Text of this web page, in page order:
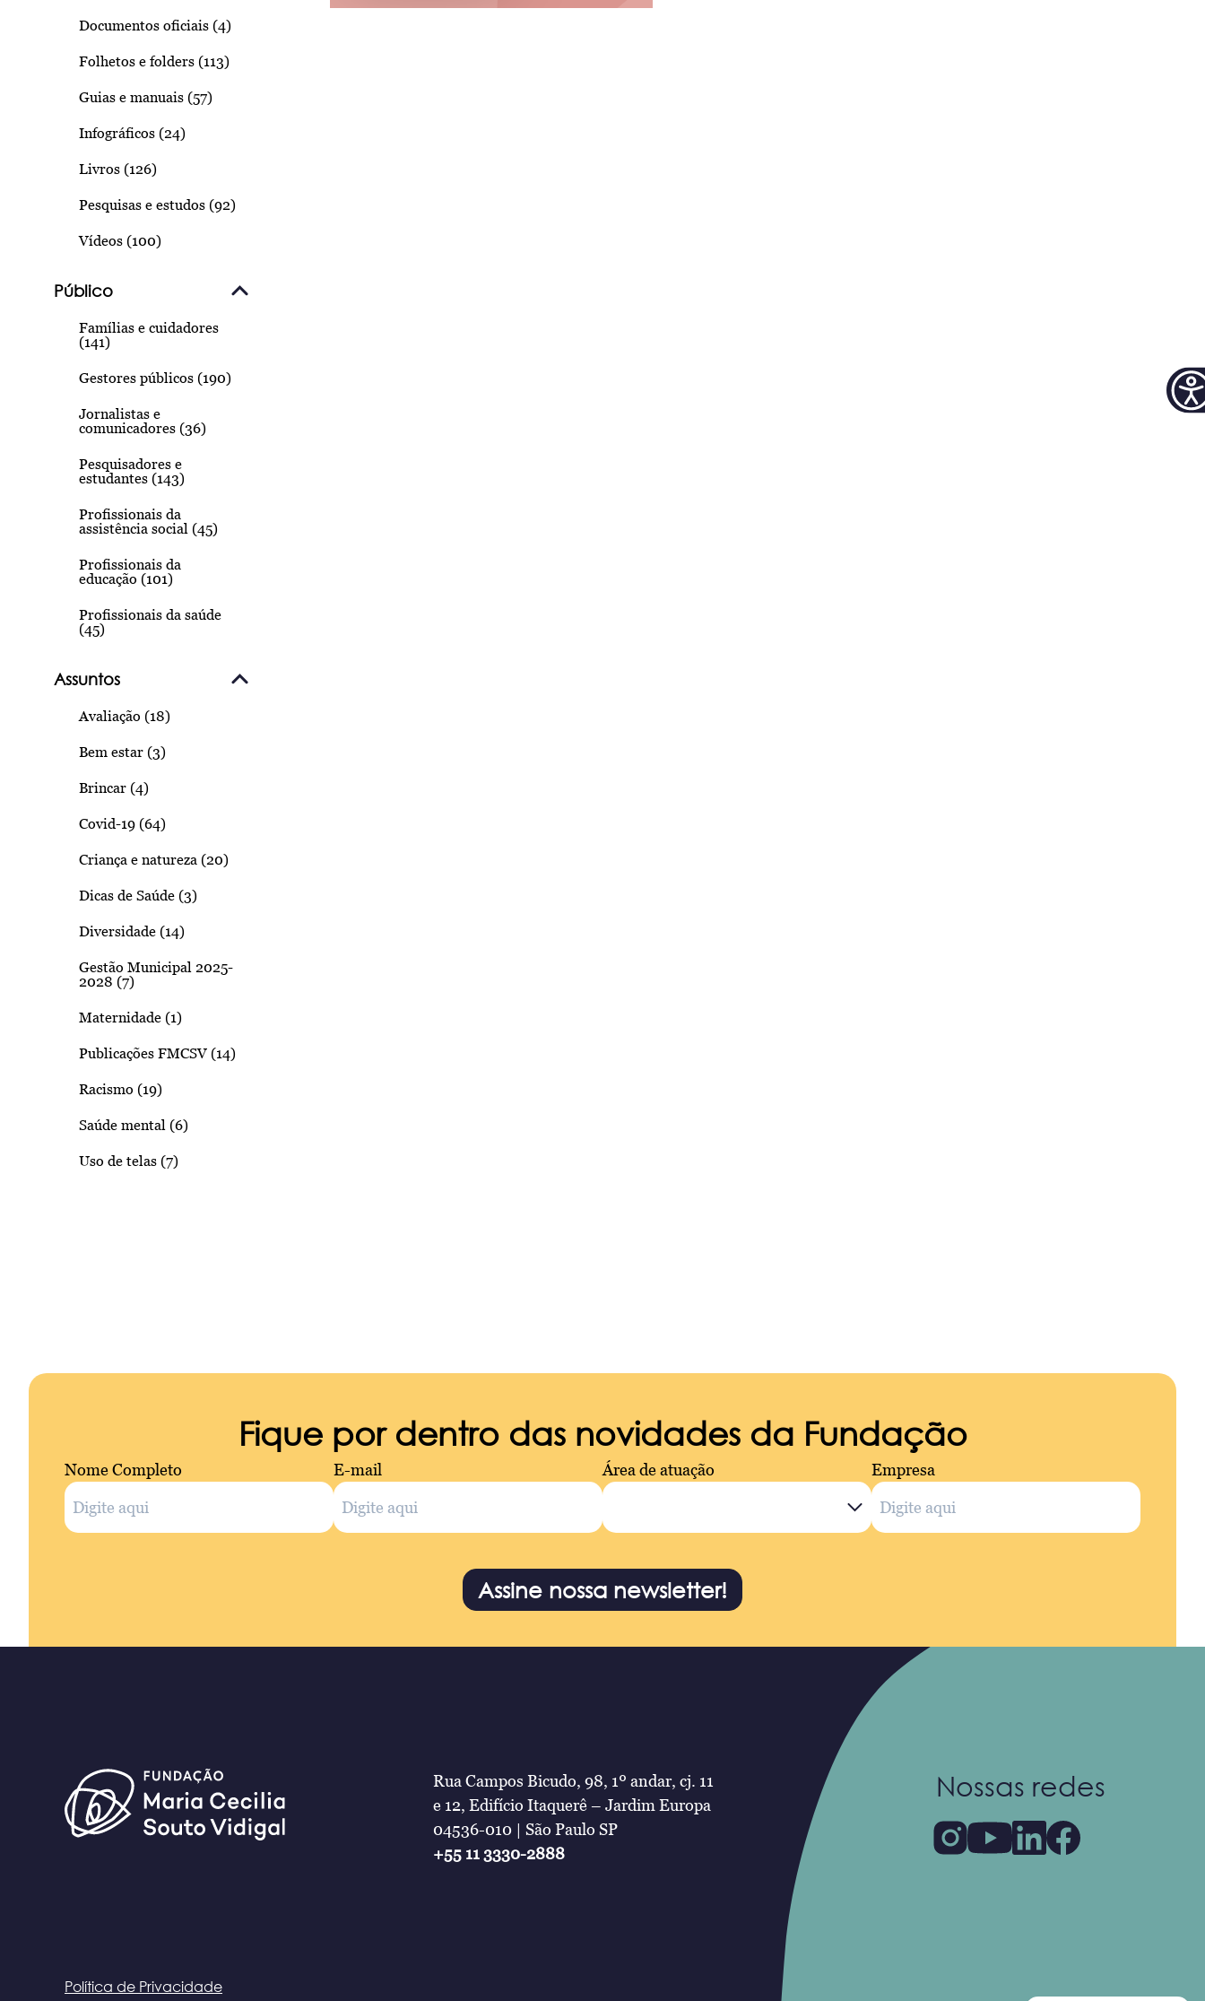
Documentos oficiais (4)
Folhetos e folders (113)
Guias e manuais (57)
Infográficos (24)
Livros (126)
Pesquisas e estudos (92)
Vídeos (100)
Público
Famílias e cuidadores
(141)
Gestores públicos (190)
Jornalistas e
comunicadores (36)
Pesquisadores e
estudantes (143)
Profissionais da
assistência social (45)
Profissionais da
educação (101)
Profissionais da saúde
(45)
Assuntos
Avaliação (18)
Bem estar (3)
Brincar (4)
Covid-19 (64)
Criança e natureza (20)
Dicas de Saúde (3)
Diversidade (14)
Gestão Municipal 2025-
2028 (7)
Maternidade (1)
Publicações FMCSV (14)
Racismo (19)
Saúde mental (6)
Uso de telas (7)
Fique por dentro das novidades da Fundação
Nome Completo E-mail Área de atuação Empresa
Assine nossa newsletter!
Rua Campos Bicudo, 98, 1º andar, cj. 11
e 12, Edifício Itaquerê – Jardim Europa
04536-010 | São Paulo SP
+55 11 3330-2888
Nossas redes
Política de Privacidade